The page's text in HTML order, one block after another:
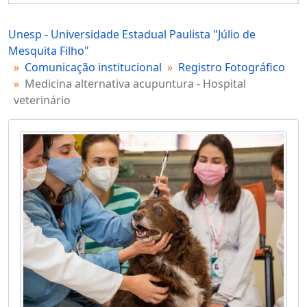
Unesp - Universidade Estadual Paulista "Júlio de
Mesquita Filho"
Comunicação institucional
Registro Fotográfico
Medicina alternativa acupuntura - Hospital
veterinário